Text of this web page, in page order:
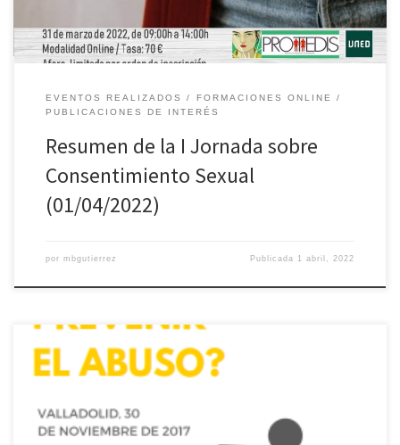
EVENTOS REALIZADOS
FORMACIONES ONLINE
PUBLICACIONES DE INTERÉS
Resumen de la I Jornada sobre
Consentimiento Sexual
(01/04/2022)
por mbgutierrez Publicada 1 abril, 2022
https://blogs.uned.es/protedis/jornada-en-valladolid-sobre-